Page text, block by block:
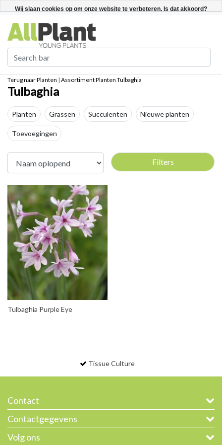
Registreren / Inloggen Nederlands
Terug naar Planten | AssortimentPlanten Tulbaghia
Tulbaghia
Planten Grassen Succulenten Nieuwe planten
Toevoegingen
Filters
Tulbaghia Purple Eye
Tissue Culture
Contact
Contactgegevens
Volg ons
Wij slaan cookies op om onze website te verbeteren. Is dat akkoord?